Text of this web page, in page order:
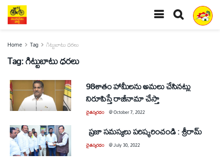
Home Tag గిట్టుబాటు ధరలు
Tag:గిట్టుబాటు ధరలు
98శాతం హామీలను అమలు చేసినట్లు
నిరూపిస్తే రాజీనామా చేస్తా
చైతన్యరధం @October 7, 2022
ప్రజా సమస్యలు పరిష్కరించండి : శ్రీరామ్
చైతన్యరధం @July 30, 2022